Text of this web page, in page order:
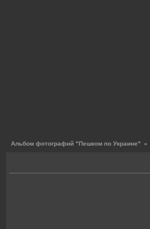
Альбом фотографий "Пешком по Украине" »